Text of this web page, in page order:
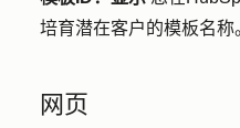
培育潜在客户的模板名称
网页